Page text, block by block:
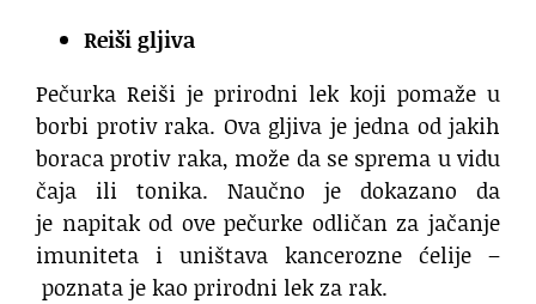
Reiši gljiva
Pečurka Reiši je prirodni lek koji pomaže u
borbi protiv raka. Ova gljiva je jedna od jakih
boraca protiv raka, može da se sprema u vidu
čaja ili tonika. Naučno je dokazano da
je napitak od ove pečurke odličan za jačanje
imuniteta i uništava kancerozne ćelije –
poznata je kao prirodni lek za rak.